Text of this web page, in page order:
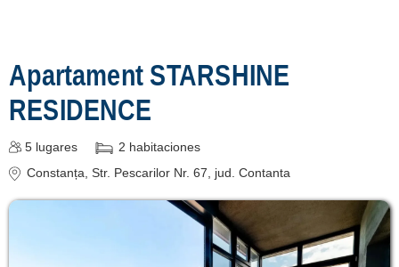
Apartament STARSHINE
RESIDENCE
5 lugares 2 habitaciones
Constanța, Str. Pescarilor Nr. 67, jud. Contanta